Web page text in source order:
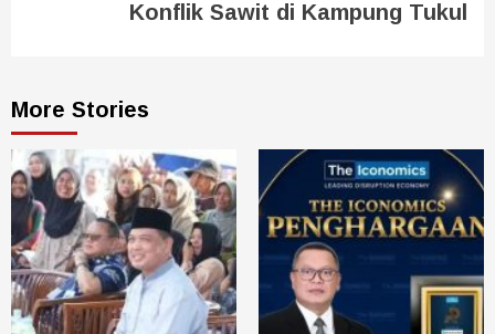
Konflik Sawit di Kampung Tukul
More Stories